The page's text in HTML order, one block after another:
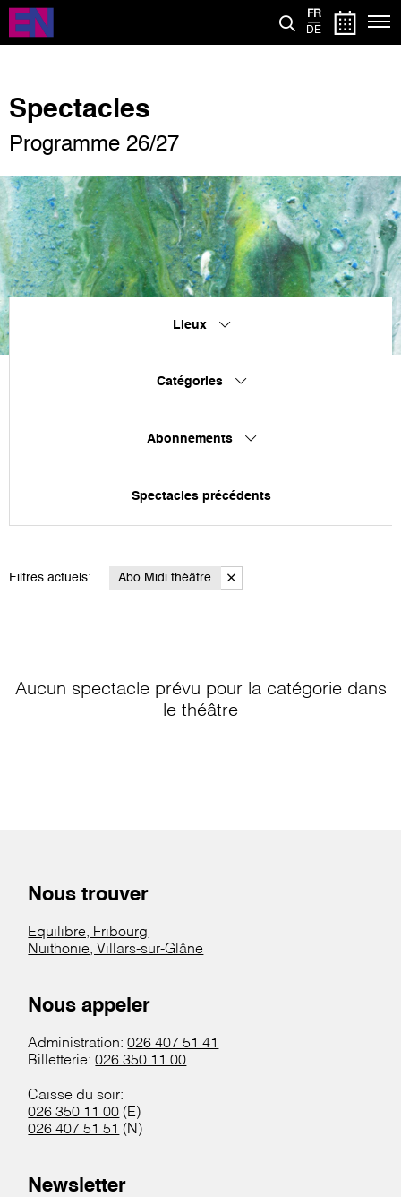
Aller
contenu
FR
DE
Spectacles
Programme 26/27
Lieux
Catégories
Abonnements
Spectacles précédents
Filtres actuels: Abo Midi théâtre
Aucun spectacle prévu pour la catégorie dans
le théâtre
Nous trouver
Equilibre, Fribourg
Nuithonie, Villars-sur-Glâne
Nous appeler
Administration:026 407 51 41
Billetterie:026 350 11 00
Caisse du soir:
026 350 11 00 (E)
026 407 51 51 (N)
Newsletter